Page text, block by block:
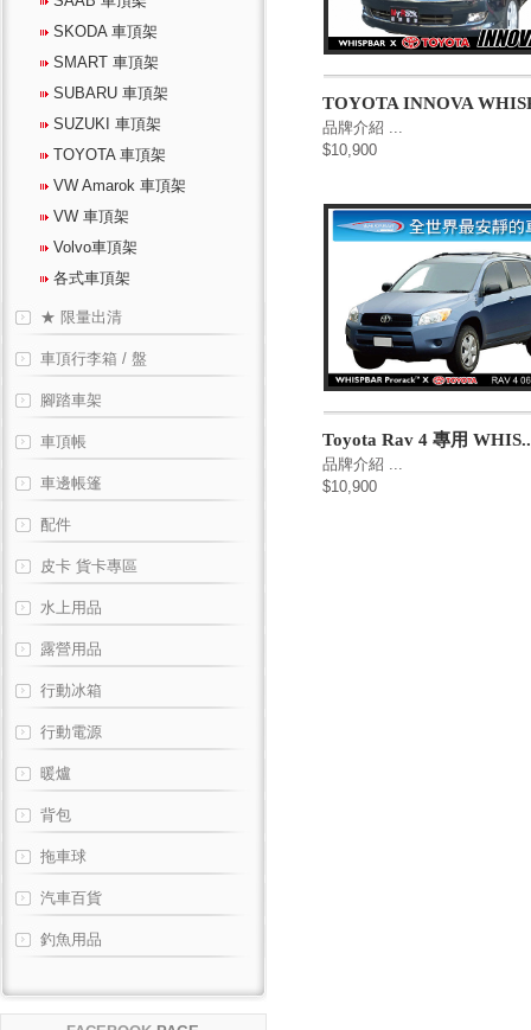
SKODA 車頂架
SMART 車頂架
SUBARU 車頂架
SUZUKI 車頂架
TOYOTA 車頂架
VW Amarok 車頂架
VW 車頂架
Volvo車頂架
各式車頂架
★ 限量出清
車頂行李箱 / 盤
腳踏車架
車頂帳
車邊帳篷
配件
皮卡 貨卡專區
水上用品
露營用品
行動冰箱
行動電源
暖爐
背包
拖車球
汽車百貨
釣魚用品
TOYOTA INNOVA
品牌介紹 ...
$10,900
Toyota Rav 4 專用
品牌介紹 ...
$10,900